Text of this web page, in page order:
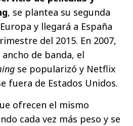
, se plantea su segunda
y llegará a España
del 2015. En 2007,
de banda, el
se popularizó y Netflix
fuera de Estados Unidos.
ofrecen el mismo
cada vez más peso y se